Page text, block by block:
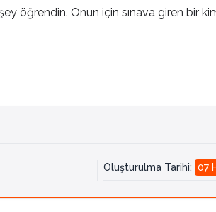
öğrendin. Onun için sınava giren bir
Oluşturulma Tarihi: 07